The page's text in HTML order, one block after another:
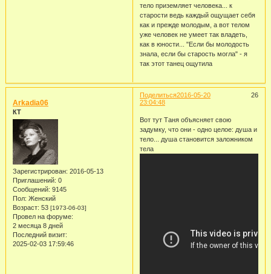
тело приземляет человека... к
старости ведь каждый ощущает себя
как и прежде молодым, а вот телом
уже человек не умеет так владеть,
как в юности... "Если бы молодость
знала, если бы старость могла" - я
так этот танец ощутила
Поделиться 26
2016-05-20
23:04:48
Arkadia06
КТ
Зарегистрирован: 2016-05-13
Приглашений: 0
Сообщений: 9145
Пол: Женский
Возраст: 53 [1973-06-03]
Провел на форуме:
2 месяца 8 дней
Последний визит:
2025-02-03 17:59:46
Вот тут Таня объясняет свою
задумку, что они - одно целое: душа и
тело... душа становится заложником
тела